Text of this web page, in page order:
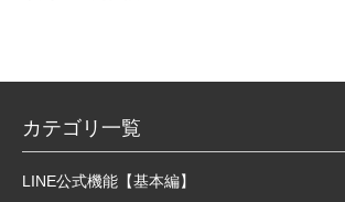
カテゴリ一覧
LINE公式機能【基本編】